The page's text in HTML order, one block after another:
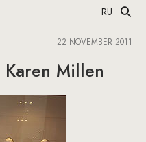
RU
22 NOVEMBER 2011
Millen